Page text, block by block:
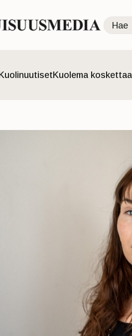
KuolinuutisetKuolema koskettaa